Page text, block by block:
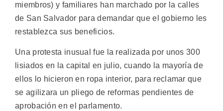
miembros) y familiares han marchado por la calles
de San Salvador para demandar que el gobierno les
restablezca sus beneficios.
Una protesta inusual fue la realizada por unos 300
lisiados en la capital en julio, cuando la mayoría de
ellos lo hicieron en ropa interior, para reclamar que
se agilizara un pliego de reformas pendientes de
aprobación en el parlamento.